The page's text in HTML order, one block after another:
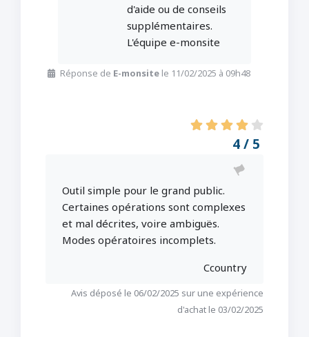
d'aide ou de conseils
supplémentaires.
L'équipe e-monsite
Réponse de E-monsite le 11/02/2025 à 09h48
4 / 5
Outil simple pour le grand public.
Certaines opérations sont complexes
et mal décrites, voire ambiguës.
Modes opératoires incomplets.
Ccountry
Avis déposé le 06/02/2025 sur une expérience
d'achat le 03/02/2025